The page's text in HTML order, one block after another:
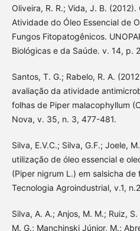
Oliveira, R. R.; Vida, J. B.
Atividade do Óleo Essencial de
Fungos Fitopatogênicos.
Biológicas e da Saúde. v. 14, p.
Santos, T. G.; Rabelo, R. A.
avaliação da atividade
folhas de Piper malacophyllum
Nova, v. 35, n. 3, 477-481.
Silva, E.V.C.; Silva, G.F.; Joele,
utilização de óleo essencial e
(Piper nigrum L.) em salsicha
Tecnologia Agroindustrial, v.1,
Silva, A. A.; Anjos, M. M.; Ruiz,
M. G.; Manchinski Júnior, M.;